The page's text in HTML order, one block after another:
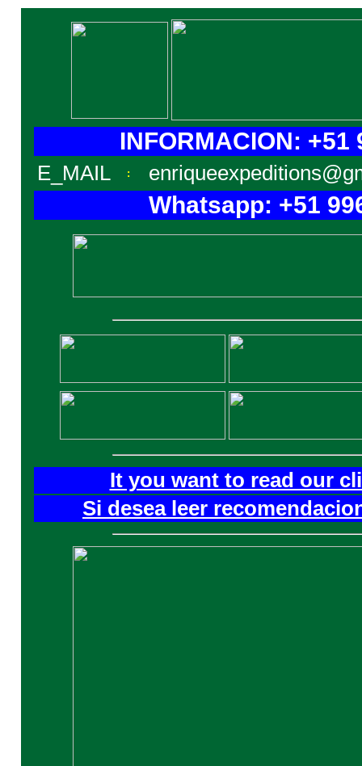
INFORMACION: +51
E_MAIL :
Whatsapp: +51
It you want to read our
Si desea leer